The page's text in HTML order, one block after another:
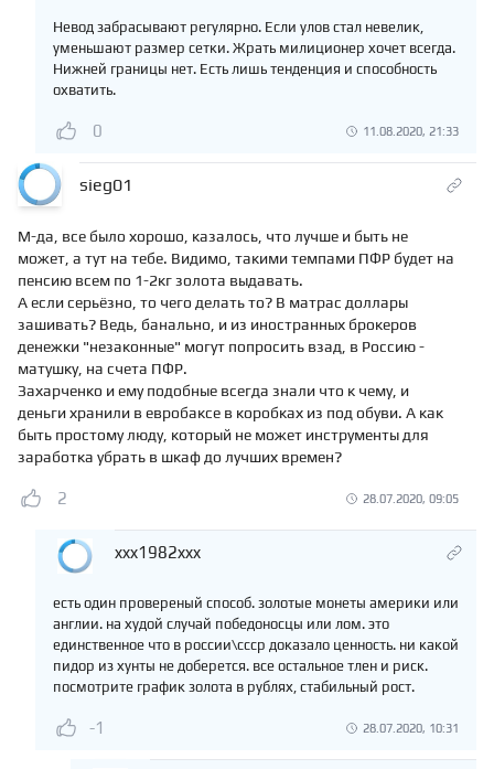
Невод забрасывают регулярно. Если улов стал невелик,
уменьшают размер сетки. Жрать милиционер хочет всегда.
Нижней границы нет. Есть лишь тенденция и способность
охватить.
0 11.08.2020, 21:33
sieg01
М-да, все было хорошо, казалось, что лучше и быть не
может, а тут на тебе. Видимо, такими темпами ПФР будет на
пенсию всем по 1-2кг золота выдавать.
А если серьёзно, то чего делать то? В матрас доллары
зашивать? Ведь, банально, и из иностранных брокеров
денежки "незаконные" могут попросить взад, в Россию -
матушку, на счета ПФР.
Захарченко и ему подобные всегда знали что к чему, и
деньги хранили в евробаксе в коробках из под обуви. А как
быть простому люду, который не может инструменты для
заработка убрать в шкаф до лучших времен?
2 28.07.2020, 09:05
xxx1982xxx
есть один провереный способ. золотые монеты америки или
англии. на худой случай победоносцы или лом. это
единственное что в россии\ссср доказало ценность. ни какой
пидор из хунты не доберется. все остальное тлен и риск.
посмотрите график золота в рублях, стабильный рост.
-1 28.07.2020, 10:31